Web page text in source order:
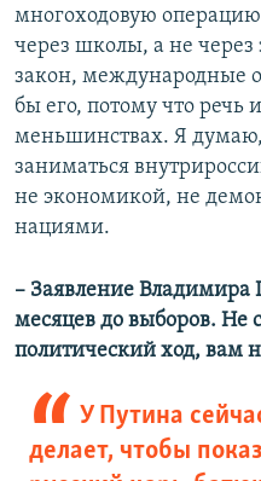
многоходовую
через школы, а не через
закон, международные
бы его, потому что речь
меньшинствах. Я
заниматься
не экономикой, не
нациями.
– Заявление Владимира
месяцев до выборов.
политический ход, вам
У Путина
делает, чтобы